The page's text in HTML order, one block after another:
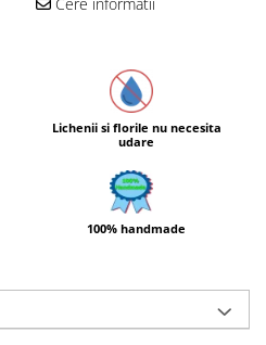
Cere informatii
Lichenii si florile nu necesita
udare
100% handmade